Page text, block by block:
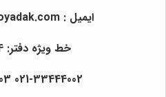
ایمیل : info@charkhoyadak.com
خط ویژه دفتر: 34804-021
021-33444002 021-33444003